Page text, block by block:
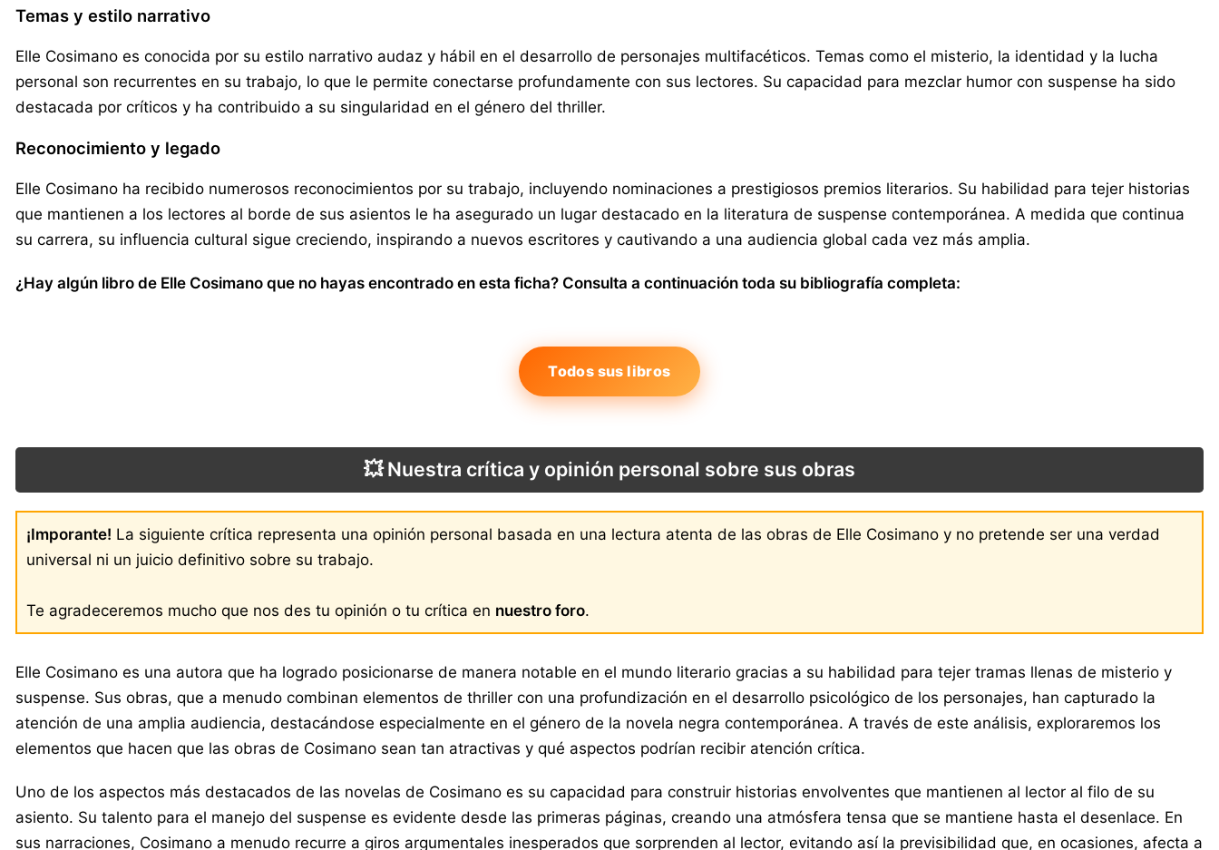
Temas y estilo narrativo
Elle Cosimano es conocida por su estilo narrativo audaz y hábil en el desarrollo de personajes multifacéticos. Temas como el misterio, la identidad y la lucha
personal son recurrentes en su trabajo, lo que le permite conectarse profundamente con sus lectores. Su capacidad para mezclar humor con suspense ha sido
destacada por críticos y ha contribuido a su singularidad en el género del thriller.
Reconocimiento y legado
Elle Cosimano ha recibido numerosos reconocimientos por su trabajo, incluyendo nominaciones a prestigiosos premios literarios. Su habilidad para tejer historias
que mantienen a los lectores al borde de sus asientos le ha asegurado un lugar destacado en la literatura de suspense contemporánea. A medida que continua
su carrera, su influencia cultural sigue creciendo, inspirando a nuevos escritores y cautivando a una audiencia global cada vez más amplia.
¿Hay algún libro de Elle Cosimano que no hayas encontrado en esta ficha? Consulta a continuación toda su bibliografía completa:
Todos sus libros
💥 Nuestra crítica y opinión personal sobre sus obras
¡Imporante! La siguiente crítica representa una opinión personal basada en una lectura atenta de las obras de Elle Cosimano y no pretende ser una verdad
universal ni un juicio definitivo sobre su trabajo.
Te agradeceremos mucho que nos des tu opinión o tu crítica en nuestro foro.
Elle Cosimano es una autora que ha logrado posicionarse de manera notable en el mundo literario gracias a su habilidad para tejer tramas llenas de misterio y
suspense. Sus obras, que a menudo combinan elementos de thriller con una profundización en el desarrollo psicológico de los personajes, han capturado la
atención de una amplia audiencia, destacándose especialmente en el género de la novela negra contemporánea. A través de este análisis, exploraremos los
elementos que hacen que las obras de Cosimano sean tan atractivas y qué aspectos podrían recibir atención crítica.
Uno de los aspectos más destacados de las novelas de Cosimano es su capacidad para construir historias envolventes que mantienen al lector al filo de su
asiento. Su talento para el manejo del suspense es evidente desde las primeras páginas, creando una atmósfera tensa que se mantiene hasta el desenlace. En
sus narraciones, Cosimano a menudo recurre a giros argumentales inesperados que sorprenden al lector, evitando así la previsibilidad que, en ocasiones, afecta a